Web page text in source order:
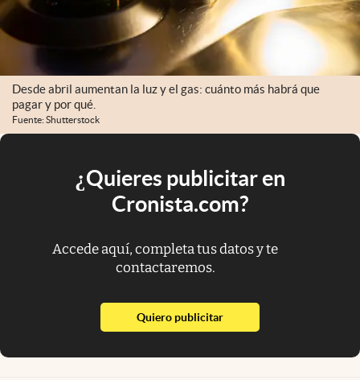
Desde abril aumentan la luz y el gas: cuánto más habrá que
pagar y por qué.
Fuente: Shutterstock
¿Quieres publicitar en
Cronista.com?
Accede aquí, completa tus datos y te
contactaremos.
Quiero publicitarabre en nueva pestaña